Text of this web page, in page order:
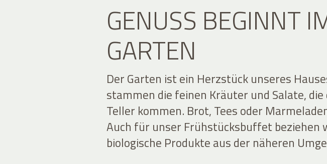
GENUSS BEGINNT
GARTEN
Der Garten ist ein Herzstück unseres
stammen die feinen Kräuter und Salate,
Teller kommen. Brot, Tees oder
Auch für unser Frühstücksbuffet beziehen
biologische Produkte aus der näheren